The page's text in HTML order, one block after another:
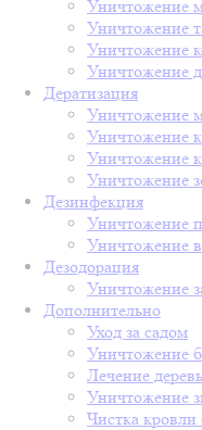
Уничтожение
Уничтожение
Уничтожение
Уничтожение
Дератизация
Уничтожение
Уничтожение
Уничтожение
Уничтожение
Дезинфекция
Уничтожение
Уничтожение
Дезодорация
Уничтожение
Дополнительно
Уход за садом
Уничтожение
Лечение
Уничтожение
Чистка кровли